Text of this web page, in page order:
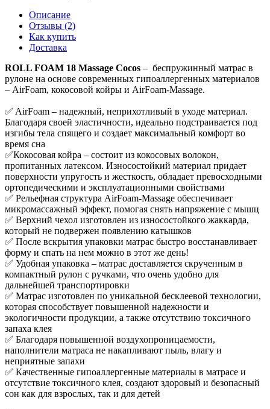
Описание
Отзывы (2)
Как купить
Доставка
ROLL FOAM 18 Massage Cocos – беспружинный матрас в
рулоне на основе современных гипоаллергенных материалов
– AirFoam, кокосовой койры и AirFoam-Massage.
✅ AirFoam – надежный, неприхотливый в уходе материал.
Благодаря своей эластичности, идеально подстраивается под
изгибы тела спящего и создает максимальный комфорт во
время сна
✅Кокосовая койра – состоит из кокосовых волокон,
пропитанных латексом. Износостойкий материал придает
поверхности упругость и жесткость, обладает превосходными
ортопедическими и эксплуатационными свойствами
✅ Рельефная структура AirFoam-Massage обеспечивает
микромассажный эффект, помогая снять напряжение с мышц
✅ Верхний чехол изготовлен из износостойкого жаккарда,
который не подвержен появлению катышков
✅ После вскрытия упаковки матрас быстро восстанавливает
форму и спать на нем можно в этот же день!
✅ Удобная упаковка – матрас доставляется скрученным в
компактный рулон с ручками, что очень удобно для
дальнейшей транспортировки
✅ Матрас изготовлен по уникальной бесклеевой технологии,
которая способствует повышенной надежности и
экологичности продукции, а также отсутствию токсичного
запаха клея
✅ Благодаря повышенной воздухопроницаемости,
наполнители матраса не накапливают пыль, влагу и
неприятные запахи
✅ Качественные гипоаллергенные материалы в матрасе и
отсутствие токсичного клея, создают здоровый и безопасный
сон как для взрослых, так и для детей